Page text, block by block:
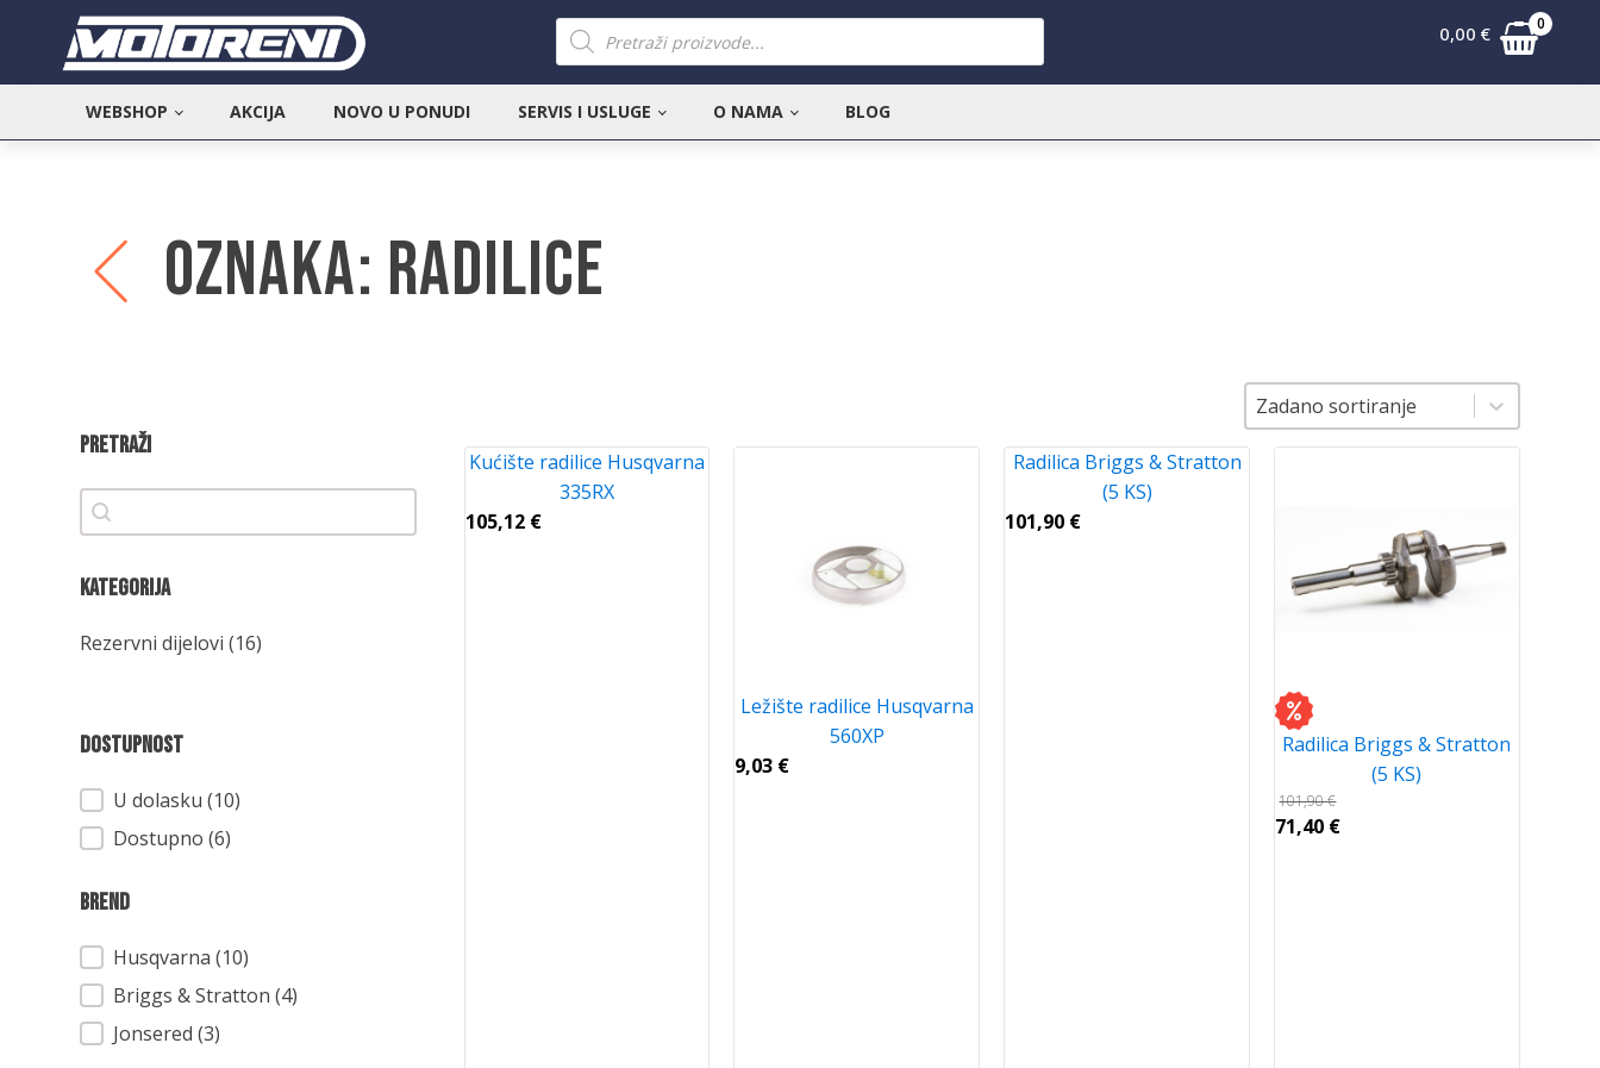
Products
search
0,00 € 0
WEBSHOP AKCIJA NOVO U PONUDI SERVIS I USLUGE O NAMA BLOG
Oznaka: Radilice
Pretraži
Pretraži
Pretraži
Kategorija
Kategorija
Rezervni dijelovi(16)
Dostupnost
Dostupnost
U dolasku (10)
Dostupno (6)
Brend
BrendHusqvarna(10)
Briggs & Stratton(4)
Jonsered(3)
Sortiranje
Zadano sortiranje
Sortiranje
Kućište radilice Husqvarna
335RX
105,12 €
Ležište radilice Husqvarna
560XP
9,03 €
Radilica Briggs & Stratton
(5 KS)
101,90 €
Radilica Briggs & Stratton
(5 KS)
101,90€
71,40 €